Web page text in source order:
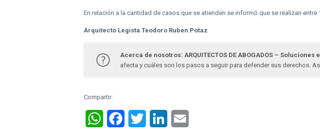
En relación a la cantidad de casos que se atienden se informó que se realizan entre
Arquitecto Legista Teodoro Ruben Potaz
Acerca de nosotros: ARQUITECTOS DE ABOGADOS –
afecta y cuáles son los pasos a seguir para defender sus derechos.
Compartir:
WhatsAppFacebookTwitter LinkedIn